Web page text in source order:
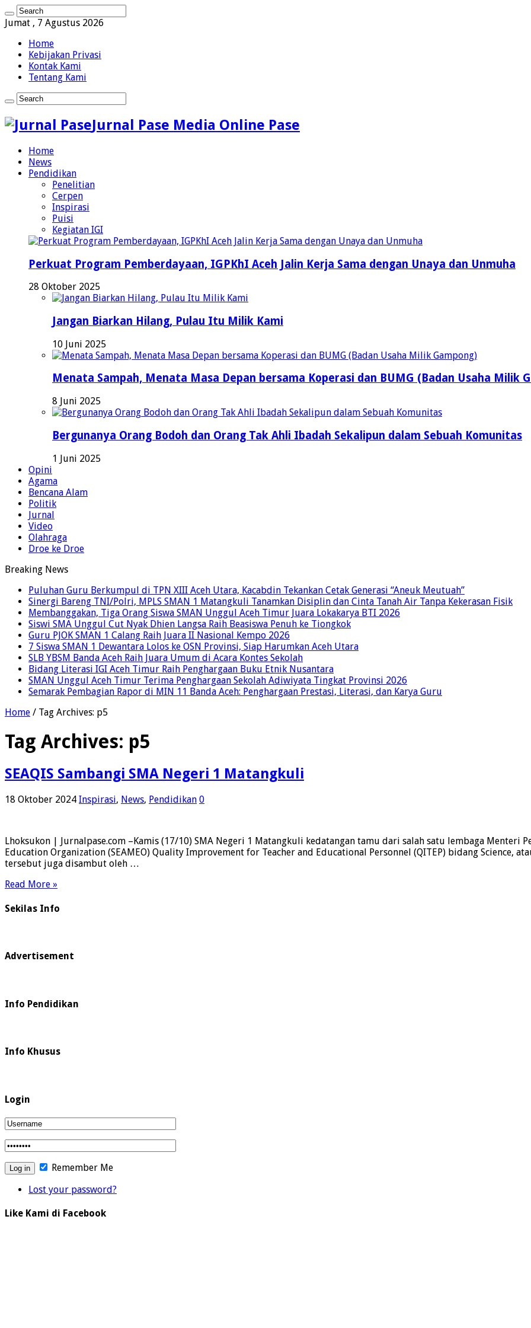
Jumat , 7 Agustus 2026
Home
Kebijakan Privasi
Kontak Kami
Tentang Kami
Jurnal Pase Media Online Pase
Home
News
Pendidikan
Penelitian
Cerpen
Inspirasi
Puisi
Kegiatan IGI
Perkuat Program Pemberdayaan, IGPKhI Aceh Jalin Kerja Sama dengan Unaya dan Unmuha
28 Oktober 2025
Jangan Biarkan Hilang, Pulau Itu Milik Kami
10 Juni 2025
Menata Sampah, Menata Masa Depan bersama Koperasi dan BUMG (Badan Usaha Milik
8 Juni 2025
Bergunanya Orang Bodoh dan Orang Tak Ahli Ibadah Sekalipun dalam Sebuah Komunitas
1 Juni 2025
Opini
Agama
Bencana Alam
Politik
Jurnal
Video
Olahraga
Droe ke Droe
Breaking News
Puluhan Guru Berkumpul di TPN XIII Aceh Utara, Kacabdin Tekankan Cetak Generasi “Aneuk Meutuah”
Sinergi Bareng TNI/Polri, MPLS SMAN 1 Matangkuli Tanamkan Disiplin dan Cinta Tanah Air Tanpa Kekerasan Fisik
Membanggakan, Tiga Orang Siswa SMAN Unggul Aceh Timur Juara Lokakarya BTI 2026
Siswi SMA Unggul Cut Nyak Dhien Langsa Raih Beasiswa Penuh ke Tiongkok
Guru PJOK SMAN 1 Calang Raih Juara II Nasional Kempo 2026
7 Siswa SMAN 1 Dewantara Lolos ke OSN Provinsi, Siap Harumkan Aceh Utara
SLB YBSM Banda Aceh Raih Juara Umum di Acara Kontes Sekolah
Bidang Literasi IGI Aceh Timur Raih Penghargaan Buku Etnik Nusantara
SMAN Unggul Aceh Timur Terima Penghargaan Sekolah Adiwiyata Tingkat Provinsi 2026
Semarak Pembagian Rapor di MIN 11 Banda Aceh: Penghargaan Prestasi, Literasi, dan Karya Guru
Home / Tag Archives: p5
Tag Archives: p5
SEAQIS Sambangi SMA Negeri 1 Matangkuli
18 Oktober 2024 Inspirasi, News, Pendidikan 0
Lhoksukon | Jurnalpase.com –Kamis (17/10) SMA Negeri 1 Matangkuli kedatangan tamu dari salah satu lembaga Menteri
Education Organization (SEAMEO) Quality Improvement for Teacher and Educational Personnel (QITEP) bidang Science,
tersebut juga disambut oleh …
Read More »
Sekilas Info
Advertisement
Info Pendidikan
Info Khusus
Login
Remember Me
Lost your password?
Like Kami di Facebook